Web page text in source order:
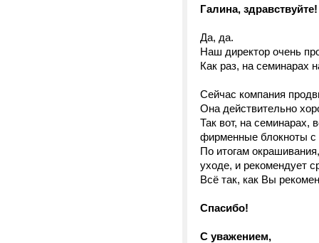
Галина, здравствуйте!
Да, да.
Наш директор очень
Как раз, на семинарах
Сейчас компания
Она действительно
Так вот, на семинарах,
фирменные блокноты
По итогам
уходе, и рекомендует
Всё так, как Вы
Спасибо!
С уважением,